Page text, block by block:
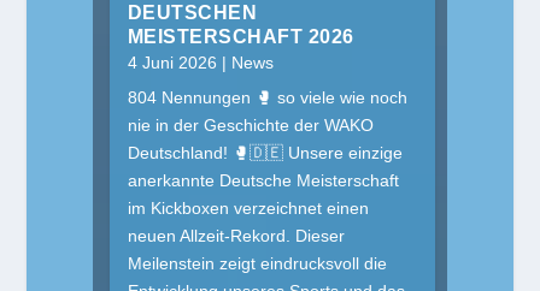
DEUTSCHEN
MEISTERSCHAFT 2026
4 Juni 2026 | News
804 Nennungen 🥊 so viele wie noch
nie in der Geschichte der WAKO
Deutschland! 🥊🇩🇪 Unsere einzige
anerkannte Deutsche Meisterschaft
im Kickboxen verzeichnet einen
neuen Allzeit-Rekord. Dieser
Meilenstein zeigt eindrucksvoll die